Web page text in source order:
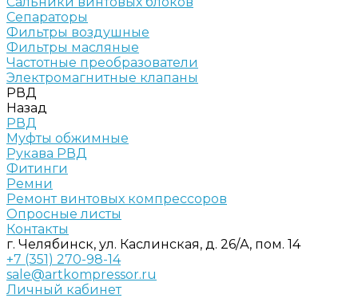
Сепараторы
Фильтры воздушные
Фильтры масляные
Частотные преобразователи
Электромагнитные клапаны
РВД
Назад
РВД
Муфты обжимные
Рукава РВД
Фитинги
Ремни
Ремонт винтовых компрессоров
Опросные листы
Контакты
г. Челябинск, ул. Каслинская, д. 26/А, пом. 14
+7 (351) 270-98-14
sale@artkompressor.ru
Личный кабинет